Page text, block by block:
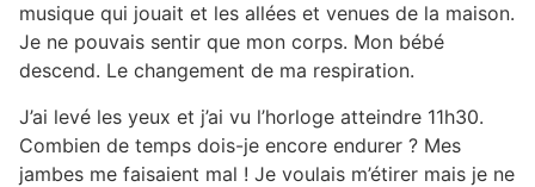
musique qui jouait et les allées et venues de la maison.
Je ne pouvais sentir que mon corps. Mon bébé
descend. Le changement de ma respiration.
J’ai levé les yeux et j’ai vu l’horloge atteindre 11h30.
Combien de temps dois-je encore endurer ? Mes
jambes me faisaient mal ! Je voulais m’étirer mais je ne